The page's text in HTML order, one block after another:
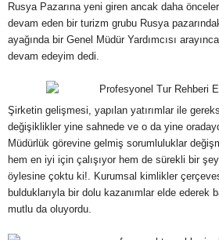
Rusya Pazarına yeni giren ancak daha
devam eden bir turizm grubu Rusya
ayağında bir Genel Müdür Yardımcısı
devam edeyim dedi.
Şirketin gelişmesi, yapılan yatırımlar ile
değişiklikler yine sahnede ve o da yine
Müdürlük görevine gelmiş sorumluluklar
hem en iyi için çalışıyor hem de sürekli bir
öylesine çoktu ki!. Kurumsal kimlikler
bulduklarıyla bir dolu kazanımlar elde ederek
mutlu da oluyordu.